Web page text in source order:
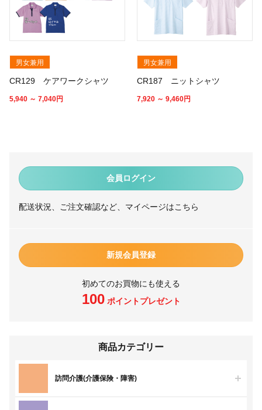
会員ログイン
配送状況、ご注文確認など、マイページはこちら
新規会員登録
初めてのお買物にも使える
100ポイントプレゼント
商品カテゴリー
訪問介護(介護保険・障害)
男女兼用
CR129 ケアワークシャツ
5,940 ～ 7,040円
男女兼用
CR187 ニットシャツ
7,920 ～ 9,460円